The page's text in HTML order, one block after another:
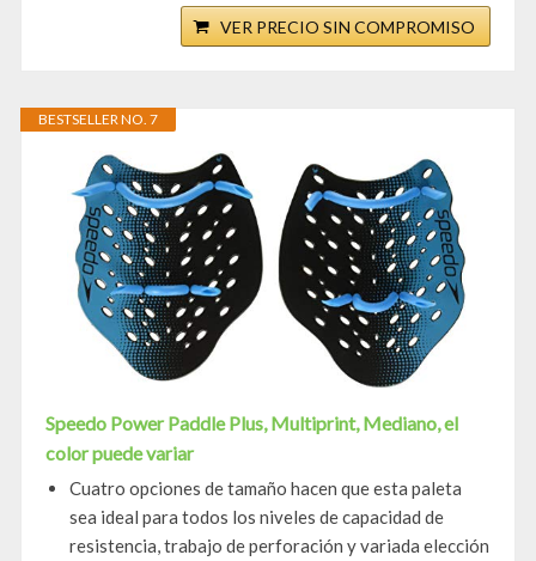
VER PRECIO SIN COMPROMISO
BESTSELLER NO. 7
Speedo Power Paddle Plus, Multiprint, Mediano, el
color puede variar
Cuatro opciones de tamaño hacen que esta paleta
sea ideal para todos los niveles de capacidad de
resistencia, trabajo de perforación y variada elección